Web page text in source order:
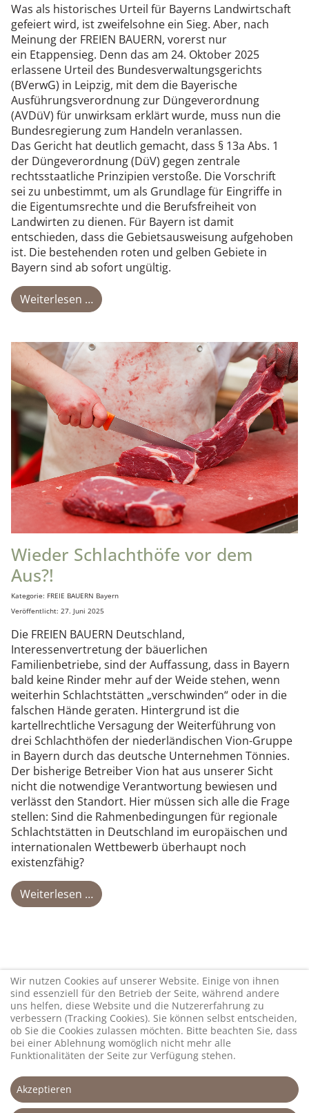
Was als historisches Urteil für Bayerns Landwirtschaft
gefeiert wird, ist zweifelsohne ein Sieg. Aber, nach
Meinung der FREIEN BAUERN, vorerst nur
ein Etappensieg. Denn das am 24. Oktober 2025
erlassene Urteil des Bundesverwaltungsgerichts
(BVerwG) in Leipzig, mit dem die Bayerische
Ausführungsverordnung zur Düngeverordnung
(AVDüV) für unwirksam erklärt wurde, muss nun die
Bundesregierung zum Handeln veranlassen.
Das Gericht hat deutlich gemacht, dass § 13a Abs. 1
der Düngeverordnung (DüV) gegen zentrale
rechtsstaatliche Prinzipien verstoße. Die Vorschrift
sei zu unbestimmt, um als Grundlage für Eingriffe in
die Eigentumsrechte und die Berufsfreiheit von
Landwirten zu dienen. Für Bayern ist damit
entschieden, dass die Gebietsausweisung aufgehoben
ist. Die bestehenden roten und gelben Gebiete in
Bayern sind ab sofort ungültig.
Weiterlesen …
Wieder Schlachthöfe vor dem
Aus?!
Details
Kategorie: FREIE BAUERN Bayern
Veröffentlicht: 27. Juni 2025
Die FREIEN BAUERN Deutschland,
Interessenvertretung der bäuerlichen
Familienbetriebe, sind der Auffassung, dass in Bayern
bald keine Rinder mehr auf der Weide stehen, wenn
weiterhin Schlachtstätten „verschwinden“ oder in die
falschen Hände geraten. Hintergrund ist die
kartellrechtliche Versagung der Weiterführung von
drei Schlachthöfen der niederländischen Vion-Gruppe
in Bayern durch das deutsche Unternehmen Tönnies.
Der bisherige Betreiber Vion hat aus unserer Sicht
nicht die notwendige Verantwortung bewiesen und
verlässt den Standort. Hier müssen sich alle die Frage
stellen: Sind die Rahmenbedingungen für regionale
Schlachtstätten in Deutschland im europäischen und
internationalen Wettbewerb überhaupt noch
existenzfähig?
Weiterlesen …
Impressum
Wir nutzen Cookies auf unserer Website. Einige von ihnen
sind essenziell für den Betrieb der Seite, während andere
uns helfen, diese Website und die Nutzererfahrung zu
verbessern (Tracking Cookies). Sie können selbst entscheiden,
ob Sie die Cookies zulassen möchten. Bitte beachten Sie, dass
bei einer Ablehnung womöglich nicht mehr alle
Funktionalitäten der Seite zur Verfügung stehen.
Akzeptieren